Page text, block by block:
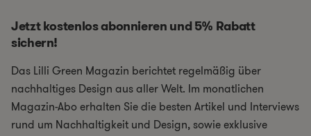
Jetzt kostenlos abonnieren und 5% Rabatt
sichern!
Das Lilli Green Magazin berichtet regelmäßig über
nachhaltiges Design aus aller Welt. Im monatlichen
Magazin-Abo erhalten Sie die besten Artikel und Interviews
rund um Nachhaltigkeit und Design, sowie exklusive